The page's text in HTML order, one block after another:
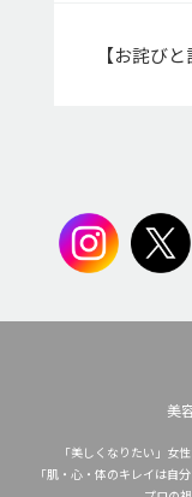
【お詫びと
美
「美しくなりたい」女
「肌・心・体のキレイは自